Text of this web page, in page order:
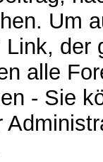
Um
Link, der
alle
- Sie